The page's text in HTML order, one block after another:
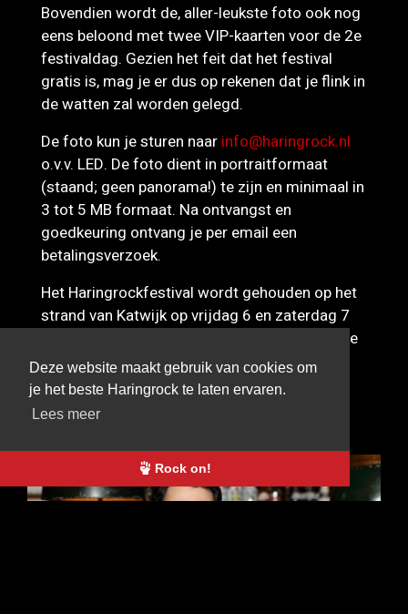
Deze website maakt gebruik van cookies om
je het beste Haringrock te laten ervaren.
Lees meer
Rock on!
Bovendien wordt de, aller-leukste foto ook nog
eens beloond met twee VIP-kaarten voor de 2e
festivaldag. Gezien het feit dat het festival
gratis is, mag je er dus op rekenen dat je flink in
de watten zal worden gelegd.
De foto kun je sturen naar info@haringrock.nl
o.v.v. LED. De foto dient in portraitformaat
(staand; geen panorama!) te zijn en minimaal in
3 tot 5 MB formaat. Na ontvangst en
goedkeuring ontvang je per email een
betalingsverzoek.
Het Haringrockfestival wordt gehouden op het
strand van Katwijk op vrijdag 6 en zaterdag 7
juli 2018. Doe mee!! En stuur je gekste, leukste
of stoerste foto in.
OOK INTERESSANT